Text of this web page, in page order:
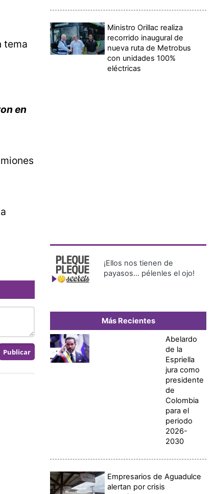
tema
en
Ministro Orillac realiza
recorrido inaugural de
nueva ruta de Metrobus
con unidades 100%
eléctricas
¡Ellos nos tienen de
payasos… pélenles el ojo!
Más Recientes
Abelardo
de la
Espriella
jura como
presidente
de
Colombia
para el
periodo
2026-
2030
Empresarios de Aguadulce
alertan por crisis